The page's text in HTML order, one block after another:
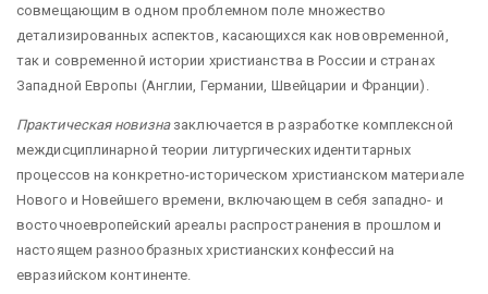
совмещающим в одном проблемном поле множество
детализированных аспектов, касающихся как нововременной,
так и современной истории христианства в России и странах
Западной Европы (Англии, Германии, Швейцарии и Франции).
Практическая новизназаключается в разработке комплексной
междисциплинарной теории литургических идентитарных
процессов на конкретно-историческом христианском материале
Нового и Новейшего времени, включающем в себя западно- и
восточноевропейский ареалы распространения в прошлом и
настоящем разнообразных христианских конфессий на
евразийском континенте.